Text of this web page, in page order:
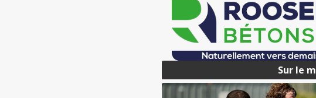
Sur le